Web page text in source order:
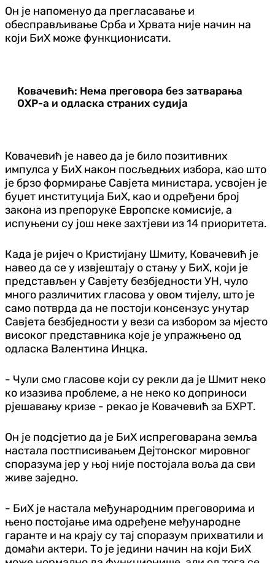
Он је напоменуо да прегласавање и
обесправљивање Срба и Хрвата није начин на
који БиХ може функционисати.
Ковачевић: Нема преговора без затварања
ОХР-а и одласка страних судија
Ковачевић је навео да је било позитивних
импулса у БиХ након посљедњих избора, као што
је брзо формирање Савјета министара, усвојен је
буџет институција БиХ, као и одређени број
закона из препоруке Европске комисије, а
испуњени су још неке захтјеви из 14 приоритета.
Када је ријеч о Кристијану Шмиту, Ковачевић је
навео да се у извјештају о стању у БиХ, који је
представљен у Савјету безбједности УН, чуло
много различитих гласова у овом тијелу, што је
само потврда да не постоји консензус унутар
Савјета безбједности у вези са избором за мјесто
високог представника које је упражњено од
одласка Валентина Инцка.
- Чули смо гласове који су рекли да је Шмит неко
ко изазива проблеме, а не неко ко доприноси
рјешавању кризе - рекао је Ковачевић за БХРТ.
Он је подсјетио да је БиХ испреговарана земља
настала постписивањем Дејтонског мировног
споразума јер у њој није постојала воља да сви
живе заједно.
- БиХ је настала међународним преговорима и
њено постојање има одређене међународне
гаранте и на крају су тај споразум прихватили и
домаћи актери. То је једини начин на који БиХ